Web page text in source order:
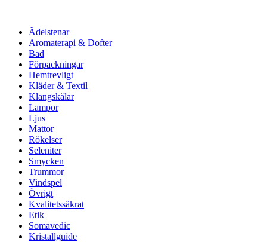
Ädelstenar
Aromaterapi & Dofter
Bad
Förpackningar
Hemtrevligt
Kläder & Textil
Klangskålar
Lampor
Ljus
Mattor
Rökelser
Seleniter
Smycken
Trummor
Vindspel
Övrigt
Kvalitetssäkrat
Etik
Somavedic
Kristallguide